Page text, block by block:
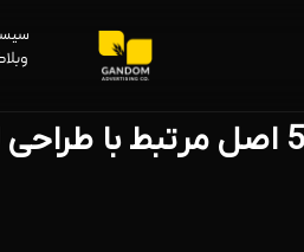
5 اصل مرتبط با طراحی لوگو